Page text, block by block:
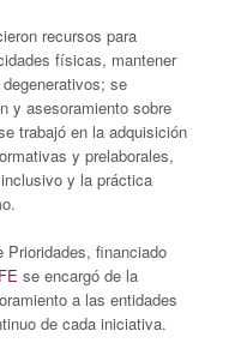
recursos para
físicas, mantener
se
y asesoramiento sobre
trabajó en la adquisición
y prelaborales,
y la práctica
Prioridades, financiado
se encargó de la
a las entidades
de cada iniciativa.